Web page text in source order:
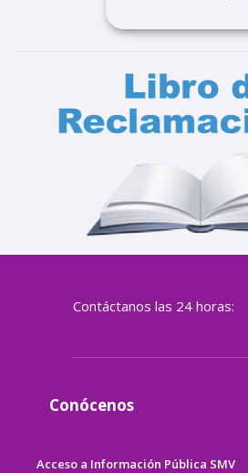
Contáctanos las 24 horas:
Conócenos
Acceso a Información Pública SMV